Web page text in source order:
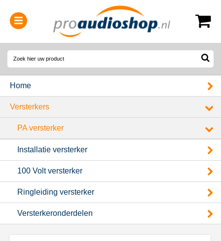
0314-364515
Home
Versterkers
PA versterker
Installatie versterker
100 Volt versterker
Ringleiding versterker
Versterkeronderdelen